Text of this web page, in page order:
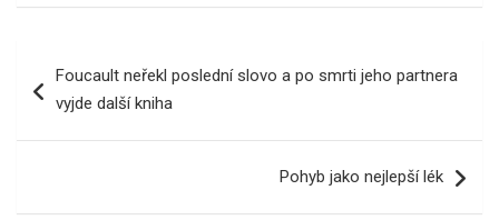
proFoucault neřekl poslední slovo a po smrti jeho partnera
vyjde další kniha
Pohyb jako nejlepší lék